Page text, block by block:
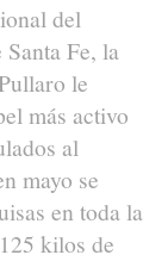
del
Fe, la
le
más activo
al
mayo se
en toda la
kilos de